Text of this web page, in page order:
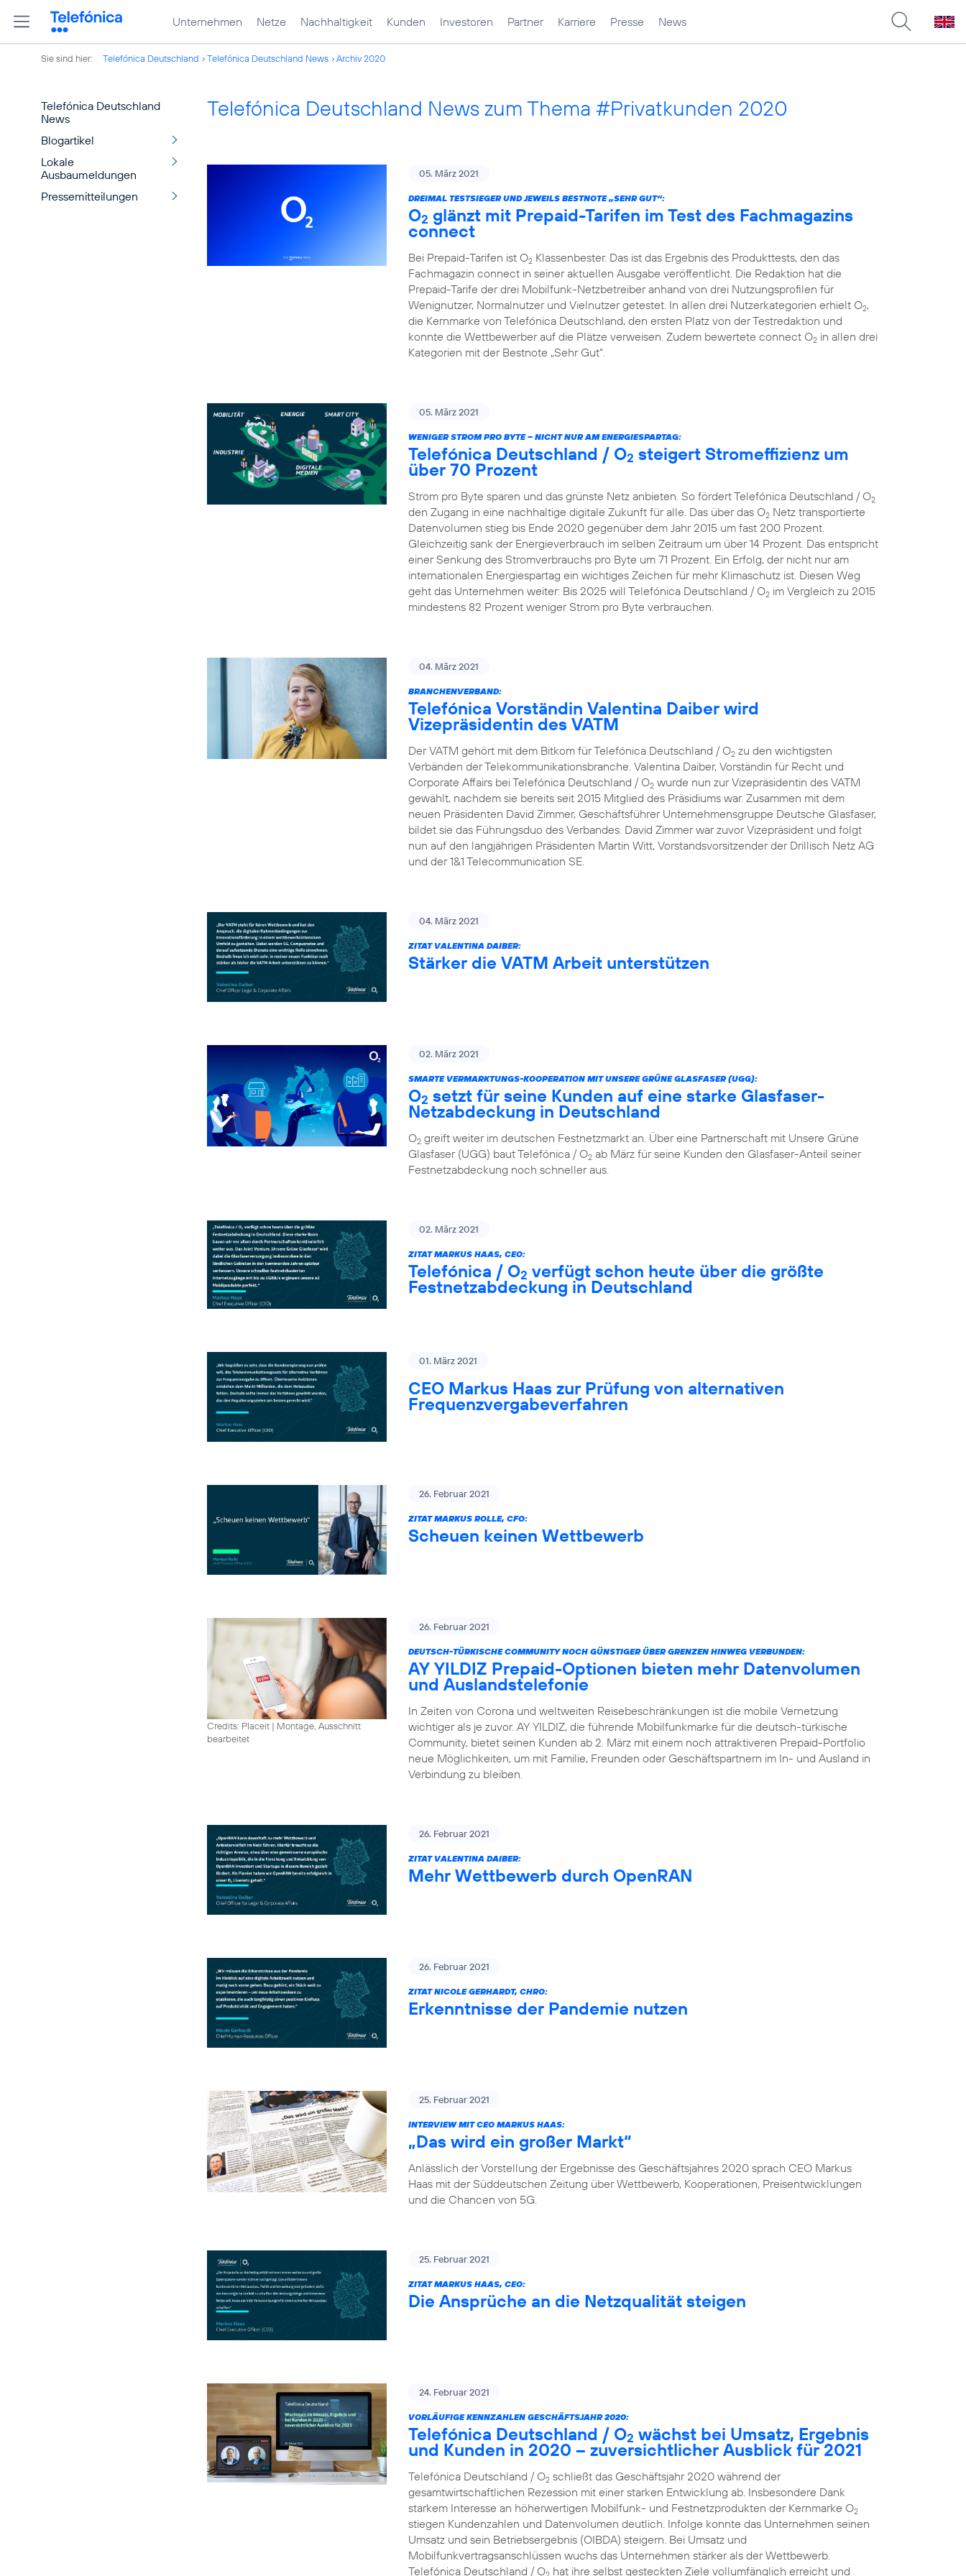
Unternehmen Netze Nachhaltigkeit Kunden Investoren Partner Karriere Presse News
Sie sind hier: Telefónica Deutschland Telefónica Deutschland News Archiv 2020
Telefónica Deutschland
News
Blogartikel
Lokale
Ausbaumeldungen
Pressemitteilungen
Telefónica Deutschland News zum Thema #Privatkunden 2020
05. März 2021
DREIMAL TESTSIEGER UND JEWEILS BESTNOTE „SEHR GUT“:
O2 glänzt mit Prepaid-Tarifen im Test des Fachmagazins
connect
Bei Prepaid-Tarifen ist O2 Klassenbester. Das ist das Ergebnis des Produkttests, den das
Fachmagazin connect in seiner aktuellen Ausgabe veröffentlicht. Die Redaktion hat die
Prepaid-Tarife der drei Mobilfunk-Netzbetreiber anhand von drei Nutzungsprofilen für
Wenignutzer, Normalnutzer und Vielnutzer getestet. In allen drei Nutzerkategorien erhielt O2,
die Kernmarke von Telefónica Deutschland, den ersten Platz von der Testredaktion und
konnte die Wettbewerber auf die Plätze verweisen. Zudem bewertete connect O2 in allen drei
Kategorien mit der Bestnote „Sehr Gut“.
05. März 2021
WENIGER STROM PRO BYTE – NICHT NUR AM ENERGIESPARTAG:
Telefónica Deutschland / O2 steigert Stromeffizienz um
über 70 Prozent
Strom pro Byte sparen und das grünste Netz anbieten. So fördert Telefónica Deutschland / O2
den Zugang in eine nachhaltige digitale Zukunft für alle. Das über das O2 Netz transportierte
Datenvolumen stieg bis Ende 2020 gegenüber dem Jahr 2015 um fast 200 Prozent.
Gleichzeitig sank der Energieverbrauch im selben Zeitraum um über 14 Prozent. Das entspricht
einer Senkung des Stromverbrauchs pro Byte um 71 Prozent. Ein Erfolg, der nicht nur am
internationalen Energiespartag ein wichtiges Zeichen für mehr Klimaschutz ist. Diesen Weg
geht das Unternehmen weiter: Bis 2025 will Telefónica Deutschland / O2 im Vergleich zu 2015
mindestens 82 Prozent weniger Strom pro Byte verbrauchen.
04. März 2021
BRANCHENVERBAND:
Telefónica Vorständin Valentina Daiber wird
Vizepräsidentin des VATM
Der VATM gehört mit dem Bitkom für Telefónica Deutschland / O2 zu den wichtigsten
Verbänden der Telekommunikationsbranche. Valentina Daiber, Vorständin für Recht und
Corporate Affairs bei Telefónica Deutschland / O2 wurde nun zur Vizepräsidentin des VATM
gewählt, nachdem sie bereits seit 2015 Mitglied des Präsidiums war. Zusammen mit dem
neuen Präsidenten David Zimmer, Geschäftsführer Unternehmensgruppe Deutsche Glasfaser,
bildet sie das Führungsduo des Verbandes. David Zimmer war zuvor Vizepräsident und folgt
nun auf den langjährigen Präsidenten Martin Witt, Vorstandsvorsitzender der Drillisch Netz AG
und der 1&1 Telecommunication SE.
04. März 2021
ZITAT VALENTINA DAIBER:
Stärker die VATM Arbeit unterstützen
02. März 2021
SMARTE VERMARKTUNGS-KOOPERATION MIT UNSERE GRÜNE GLASFASER (UGG):
O2 setzt für seine Kunden auf eine starke Glasfaser-
Netzabdeckung in Deutschland
O2 greift weiter im deutschen Festnetzmarkt an. Über eine Partnerschaft mit Unsere Grüne
Glasfaser (UGG) baut Telefónica / O2 ab März für seine Kunden den Glasfaser-Anteil seiner
Festnetzabdeckung noch schneller aus.
02. März 2021
ZITAT MARKUS HAAS, CEO:
Telefónica / O2 verfügt schon heute über die größte
Festnetzabdeckung in Deutschland
01. März 2021
CEO Markus Haas zur Prüfung von alternativen
Frequenzvergabeverfahren
26. Februar 2021
ZITAT MARKUS ROLLE, CFO:
Scheuen keinen Wettbewerb
Credits: Placeit | Montage, Ausschnitt
bearbeitet
26. Februar 2021
DEUTSCH-TÜRKISCHE COMMUNITY NOCH GÜNSTIGER ÜBER GRENZEN HINWEG VERBUNDEN:
AY YILDIZ Prepaid-Optionen bieten mehr Datenvolumen
und Auslandstelefonie
In Zeiten von Corona und weltweiten Reisebeschränkungen ist die mobile Vernetzung
wichtiger als je zuvor. AY YILDIZ, die führende Mobilfunkmarke für die deutsch-türkische
Community, bietet seinen Kunden ab 2. März mit einem noch attraktiveren Prepaid-Portfolio
neue Möglichkeiten, um mit Familie, Freunden oder Geschäftspartnern im In- und Ausland in
Verbindung zu bleiben.
26. Februar 2021
ZITAT VALENTINA DAIBER:
Mehr Wettbewerb durch OpenRAN
26. Februar 2021
ZITAT NICOLE GERHARDT, CHRO:
Erkenntnisse der Pandemie nutzen
25. Februar 2021
INTERVIEW MIT CEO MARKUS HAAS:
„Das wird ein großer Markt“
Anlässlich der Vorstellung der Ergebnisse des Geschäftsjahres 2020 sprach CEO Markus
Haas mit der Süddeutschen Zeitung über Wettbewerb, Kooperationen, Preisentwicklungen
und die Chancen von 5G.
25. Februar 2021
ZITAT MARKUS HAAS, CEO:
Die Ansprüche an die Netzqualität steigen
24. Februar 2021
VORLÄUFIGE KENNZAHLEN GESCHÄFTSJAHR 2020:
Telefónica Deutschland / O2 wächst bei Umsatz, Ergebnis
und Kunden in 2020 – zuversichtlicher Ausblick für 2021
Telefónica Deutschland / O2 schließt das Geschäftsjahr 2020 während der
gesamtwirtschaftlichen Rezession mit einer starken Entwicklung ab. Insbesondere Dank
starkem Interesse an höherwertigen Mobilfunk- und Festnetzprodukten der Kernmarke O2
stiegen Kundenzahlen und Datenvolumen deutlich. Infolge konnte das Unternehmen seinen
Umsatz und sein Betriebsergebnis (OIBDA) steigern. Bei Umsatz und
Mobilfunkvertragsanschlüssen wuchs das Unternehmen stärker als der Wettbewerb.
Telefónica Deutschland / O hat ihre selbst gesteckten Ziele vollumfänglich erreicht und